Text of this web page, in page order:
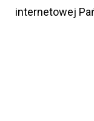
internetowej